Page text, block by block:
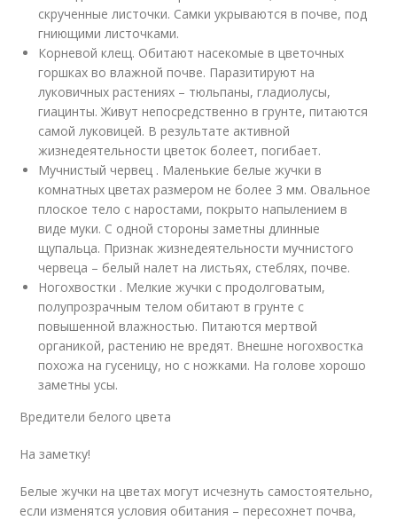
скрученные листочки. Самки укрываются в почве, под
гниющими листочками.
Корневой клещ. Обитают насекомые в цветочных
горшках во влажной почве. Паразитируют на
луковичных растениях – тюльпаны, гладиолусы,
гиацинты. Живут непосредственно в грунте, питаются
самой луковицей. В результате активной
жизнедеятельности цветок болеет, погибает.
Мучнистый червец . Маленькие белые жучки в
комнатных цветах размером не более 3 мм. Овальное
плоское тело с наростами, покрыто напылением в
виде муки. С одной стороны заметны длинные
щупальца. Признак жизнедеятельности мучнистого
червеца – белый налет на листьях, стеблях, почве.
Ногохвостки . Мелкие жучки с продолговатым,
полупрозрачным телом обитают в грунте с
повышенной влажностью. Питаются мертвой
органикой, растению не вредят. Внешне ногохвостка
похожа на гусеницу, но с ножками. На голове хорошо
заметны усы.
Вредители белого цвета
На заметку!
Белые жучки на цветах могут исчезнуть самостоятельно,
если изменятся условия обитания – пересохнет почва,